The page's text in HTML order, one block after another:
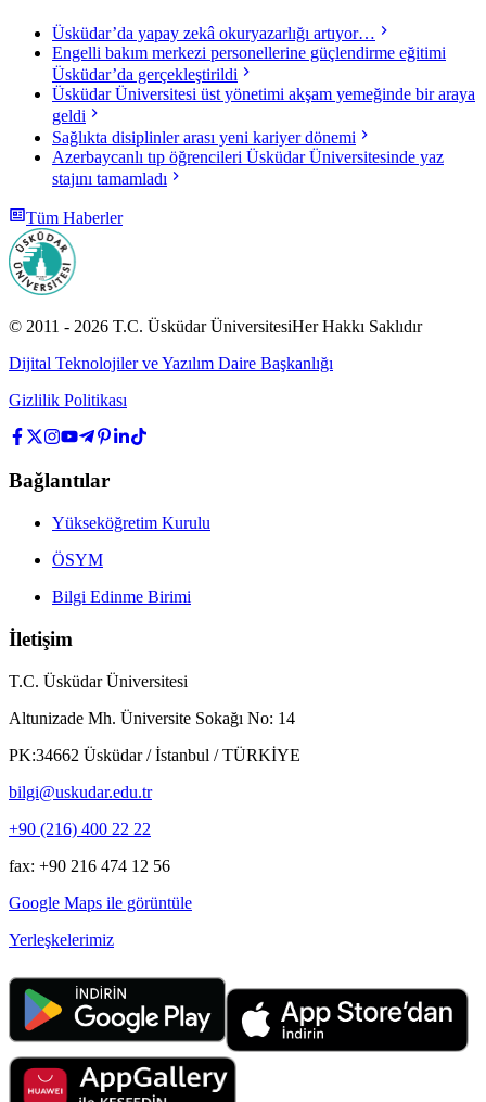
Üsküdar’da yapay zekâ okuryazarlığı artıyor…
Engelli bakım merkezi personellerine güçlendirme eğitimi
Üsküdar’da gerçekleştirildi
Üsküdar Üniversitesi üst yönetimi akşam yemeğinde bir araya
geldi
Sağlıkta disiplinler arası yeni kariyer dönemi
Azerbaycanlı tıp öğrencileri Üsküdar Üniversitesinde yaz
stajını tamamladı
Tüm Haberler
© 2011 - 2026 T.C. Üsküdar ÜniversitesiHer Hakkı Saklıdır
Dijital Teknolojiler ve Yazılım Daire Başkanlığı
Gizlilik Politikası
Bağlantılar
Yükseköğretim Kurulu
ÖSYM
Bilgi Edinme Birimi
İletişim
T.C. Üsküdar Üniversitesi
Altunizade Mh. Üniversite Sokağı No: 14
PK:34662 Üsküdar / İstanbul / TÜRKİYE
bilgi@uskudar.edu.tr
+90 (216) 400 22 22
fax: +90 216 474 12 56
Google Maps ile görüntüle
Yerleşkelerimiz